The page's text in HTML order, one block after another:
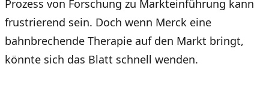
Prozess von Forschung zu Markteinführung kann
frustrierend sein. Doch wenn Merck eine
bahnbrechende Therapie auf den Markt bringt,
könnte sich das Blatt schnell wenden.